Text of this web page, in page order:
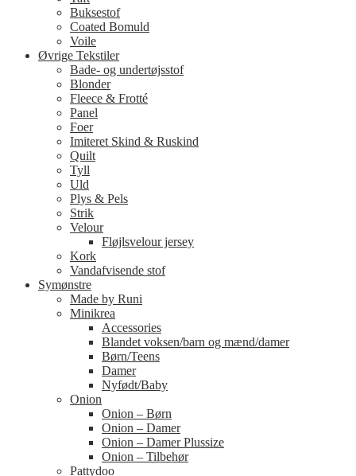
Buksestof
Coated Bomuld
Voile
Øvrige Tekstiler
Bade- og undertøjsstof
Blonder
Fleece & Frotté
Panel
Foer
Imiteret Skind & Ruskind
Quilt
Tyll
Uld
Plys & Pels
Strik
Velour
Fløjlsvelour jersey
Kork
Vandafvisende stof
Symønstre
Made by Runi
Minikrea
Accessories
Blandet voksen/barn og mænd/damer
Børn/Teens
Damer
Nyfødt/Baby
Onion
Onion – Børn
Onion – Damer
Onion – Damer Plussize
Onion – Tilbehør
Pattydoo